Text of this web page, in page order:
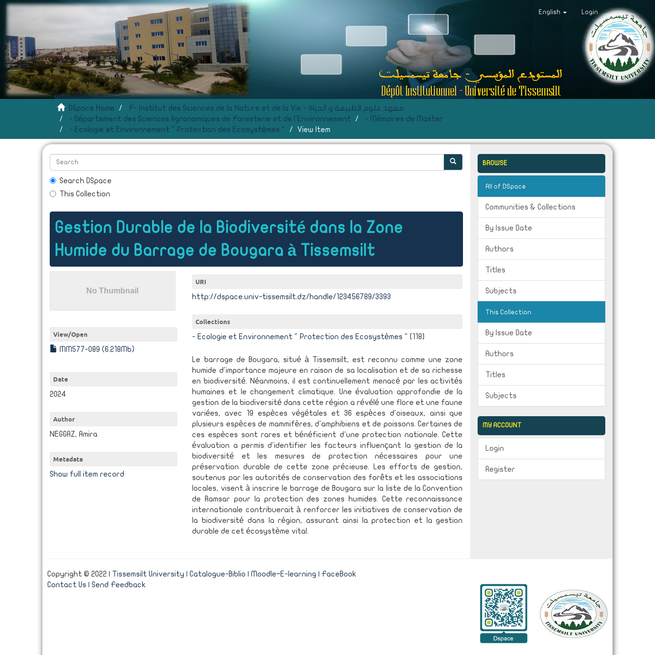
English Login
DSpace Home
F- Institut des Sciences de la Nature et de la Vie - معهد علوم الطبيعة و الحياة
- Département des Sciences Agronomiques de Foresterie et de l'Environnement
- Mémoires de Master
- Ecologie et Environnement " Protection des Ecosystèmes "
View Item
Search DSpace
This Collection
Gestion Durable de la Biodiversité dans la Zone
Humide du Barrage de Bougara à Tissemsilt
View/Open
MM577-089 (6.218Mb)
Date
2024
Author
NEGGAZ, Amira
Metadata
Show full item record
URI
http://dspace.univ-tissemsilt.dz/handle/123456789/3393
Collections
- Ecologie et Environnement " Protection des Ecosystèmes " [118]
Le barrage de Bougara, situé à Tissemsilt, est reconnu comme une zone
humide d'importance majeure en raison de sa localisation et de sa richesse
en biodiversité. Néanmoins, il est continuellement menacé par les activités
humaines et le changement climatique. Une évaluation approfondie de la
gestion de la biodiversité dans cette région a révélé une flore et une faune
variées, avec 19 espèces végétales et 36 espèces d'oiseaux, ainsi que
plusieurs espèces de mammifères, d'amphibiens et de poissons. Certaines de
ces espèces sont rares et bénéficient d'une protection nationale. Cette
évaluation a permis d'identifier les facteurs influençant la gestion de la
biodiversité et les mesures de protection nécessaires pour une
préservation durable de cette zone précieuse. Les efforts de gestion,
soutenus par les autorités de conservation des forêts et les associations
locales, visent à inscrire le barrage de Bougara sur la liste de la Convention
de Ramsar pour la protection des zones humides. Cette reconnaissance
internationale contribuerait à renforcer les initiatives de conservation de
la biodiversité dans la région, assurant ainsi la protection et la gestion
durable de cet écosystème vital.
BROWSE
All of DSpace
Communities & Collections
By Issue Date
Authors
Titles
Subjects
This Collection
By Issue Date
Authors
Titles
Subjects
MY ACCOUNT
Login
Register
Copyright © 2022 | Tissemsilt University Catalogue-Biblio Moodle~E-learning
FaceBook
Contact Us
Send Feedback